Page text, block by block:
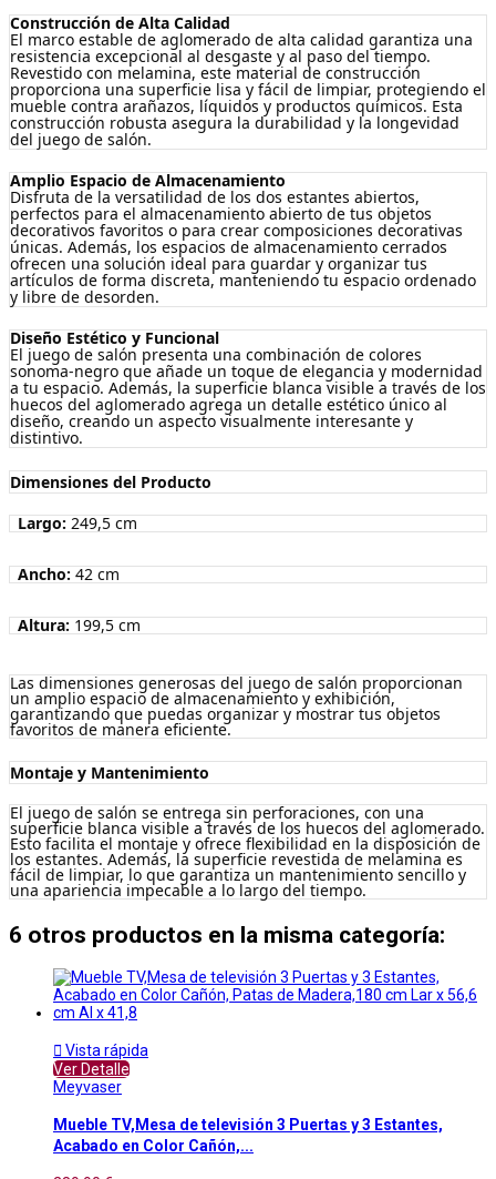
Construcción de Alta Calidad
El marco estable de aglomerado de alta calidad garantiza una
resistencia excepcional al desgaste y al paso del tiempo.
Revestido con melamina, este material de construcción
proporciona una superficie lisa y fácil de limpiar, protegiendo el
mueble contra arañazos, líquidos y productos químicos. Esta
construcción robusta asegura la durabilidad y la longevidad
del juego de salón.
Amplio Espacio de Almacenamiento
Disfruta de la versatilidad de los dos estantes abiertos,
perfectos para el almacenamiento abierto de tus objetos
decorativos favoritos o para crear composiciones decorativas
únicas. Además, los espacios de almacenamiento cerrados
ofrecen una solución ideal para guardar y organizar tus
artículos de forma discreta, manteniendo tu espacio ordenado
y libre de desorden.
Diseño Estético y Funcional
El juego de salón presenta una combinación de colores
sonoma-negro que añade un toque de elegancia y modernidad
a tu espacio. Además, la superficie blanca visible a través de los
huecos del aglomerado agrega un detalle estético único al
diseño, creando un aspecto visualmente interesante y
distintivo.
Dimensiones del Producto
Largo:249,5 cm
Ancho:42 cm
Altura:199,5 cm
Las dimensiones generosas del juego de salón proporcionan
un amplio espacio de almacenamiento y exhibición,
garantizando que puedas organizar y mostrar tus objetos
favoritos de manera eficiente.
Montaje y Mantenimiento
El juego de salón se entrega sin perforaciones, con una
superficie blanca visible a través de los huecos del aglomerado.
Esto facilita el montaje y ofrece flexibilidad en la disposición de
los estantes. Además, la superficie revestida de melamina es
fácil de limpiar, lo que garantiza un mantenimiento sencillo y
una apariencia impecable a lo largo del tiempo.
6 otros productos en la misma categoría:
 Vista rápida
Ver Detalle
Meyvaser
Mueble TV,Mesa de televisión 3 Puertas y 3 Estantes,
Acabado en Color Cañón,...